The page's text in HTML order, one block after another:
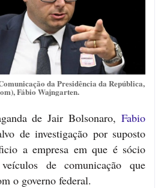
da Presidência da República,
Fábio Wajngarten.
de Jair Bolsonaro, Fabio
de investigação por suposto
a empresa em que é sócio
de comunicação que
o governo federal.